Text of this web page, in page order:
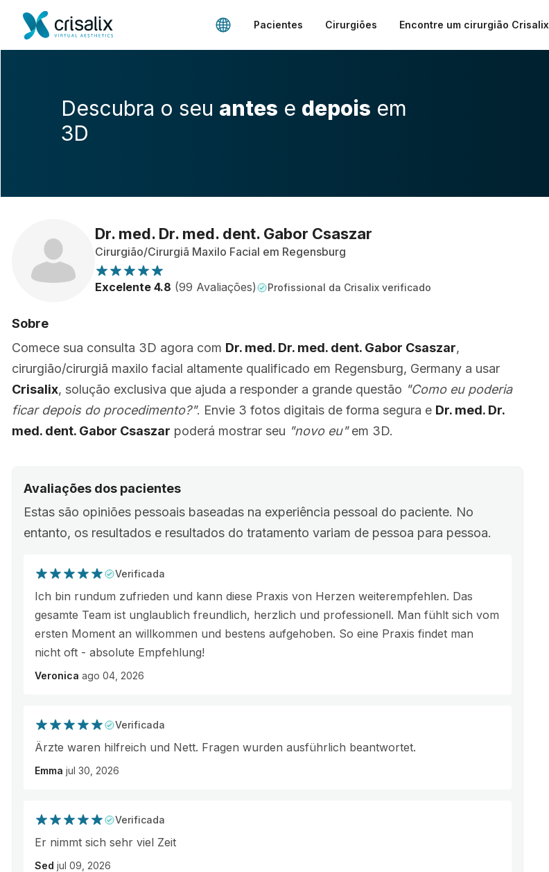
Pacientes Cirurgiões Encontre um cirurgião Crisalix
Descubra o seu antes e depois em
3D
Dr. med. Dr. med. dent. Gabor Csaszar
Cirurgião/Cirurgiã Maxilo Facial em Regensburg
Excelente 4.8 (99 Avaliações) Profissional da Crisalix verificado
Sobre
Comece sua consulta 3D agora com Dr. med. Dr. med. dent. Gabor Csaszar,
cirurgião/cirurgiã maxilo facial altamente qualificado em Regensburg, Germany a usar
Crisalix, solução exclusiva que ajuda a responder a grande questão "Como eu poderia
ficar depois do procedimento?". Envie 3 fotos digitais de forma segura e Dr. med. Dr.
med. dent. Gabor Csaszar poderá mostrar seu "novo eu"em 3D.
Avaliações dos pacientes
Estas são opiniões pessoais baseadas na experiência pessoal do paciente. No
entanto, os resultados e resultados do tratamento variam de pessoa para pessoa.
Verificada
Ich bin rundum zufrieden und kann diese Praxis von Herzen weiterempfehlen. Das
gesamte Team ist unglaublich freundlich, herzlich und professionell. Man fühlt sich vom
ersten Moment an willkommen und bestens aufgehoben. So eine Praxis findet man
nicht oft - absolute Empfehlung!
Veronica ago 04, 2026
Verificada
Ärzte waren hilfreich und Nett. Fragen wurden ausführlich beantwortet.
Emma jul 30, 2026
Verificada
Er nimmt sich sehr viel Zeit
Sed jul 09, 2026